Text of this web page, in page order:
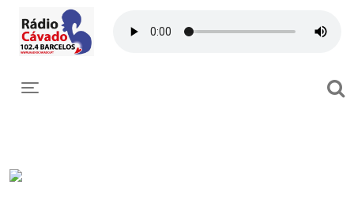
Toggle navigation